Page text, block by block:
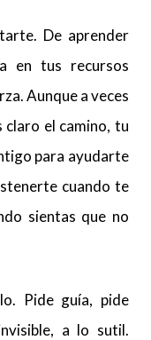
De aprender
en tus recursos
Aunque a veces
claro el camino, tu
para ayudarte
cuando te
sientas que no
Pide guía, pide
a lo sutil.